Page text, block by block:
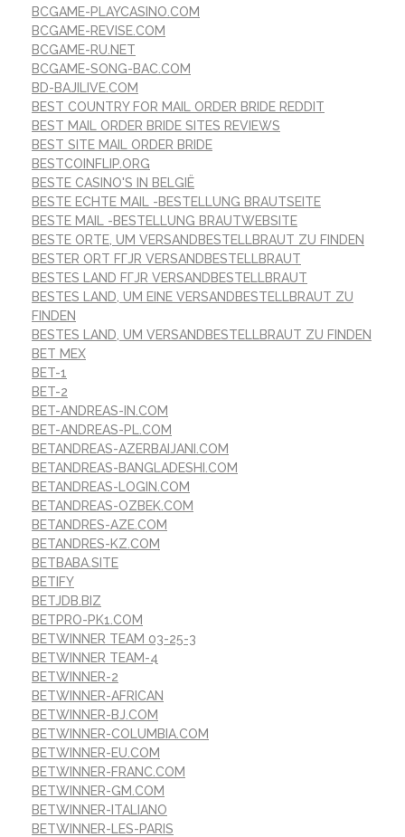
BCGAME-PLAYCASINO.COM
BCGAME-REVISE.COM
BCGAME-RU.NET
BCGAME-SONG-BAC.COM
BD-BAJILIVE.COM
BEST COUNTRY FOR MAIL ORDER BRIDE REDDIT
BEST MAIL ORDER BRIDE SITES REVIEWS
BEST SITE MAIL ORDER BRIDE
BESTCOINFLIP.ORG
BESTE CASINO'S IN BELGIË
BESTE ECHTE MAIL -BESTELLUNG BRAUTSEITE
BESTE MAIL -BESTELLUNG BRAUTWEBSITE
BESTE ORTE, UM VERSANDBESTELLBRAUT ZU FINDEN
BESTER ORT FГЈR VERSANDBESTELLBRAUT
BESTES LAND FГЈR VERSANDBESTELLBRAUT
BESTES LAND, UM EINE VERSANDBESTELLBRAUT ZU
FINDEN
BESTES LAND, UM VERSANDBESTELLBRAUT ZU FINDEN
BET MEX
BET-1
BET-2
BET-ANDREAS-IN.COM
BET-ANDREAS-PL.COM
BETANDREAS-AZERBAIJANI.COM
BETANDREAS-BANGLADESHI.COM
BETANDREAS-LOGIN.COM
BETANDREAS-OZBEK.COM
BETANDRES-AZE.COM
BETANDRES-KZ.COM
BETBABA.SITE
BETIFY
BETJDB.BIZ
BETPRO-PK1.COM
BETWINNER TEAM 03-25-3
BETWINNER TEAM-4
BETWINNER-2
BETWINNER-AFRICAN
BETWINNER-BJ.COM
BETWINNER-COLUMBIA.COM
BETWINNER-EU.COM
BETWINNER-FRANC.COM
BETWINNER-GM.COM
BETWINNER-ITALIANO
BETWINNER-LES-PARIS